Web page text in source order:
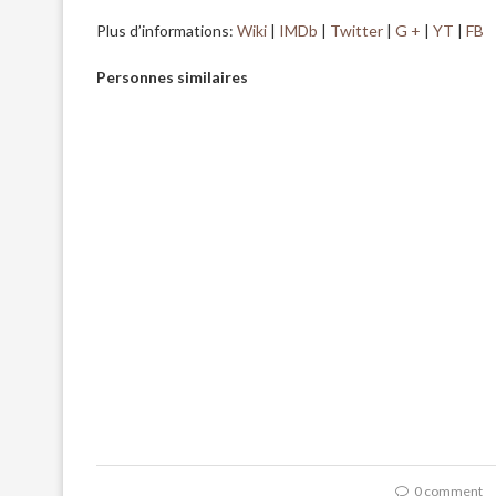
Plus d’informations: Wiki | IMDb | Twitter | G + | YT | FB
Personnes similaires
0 comment